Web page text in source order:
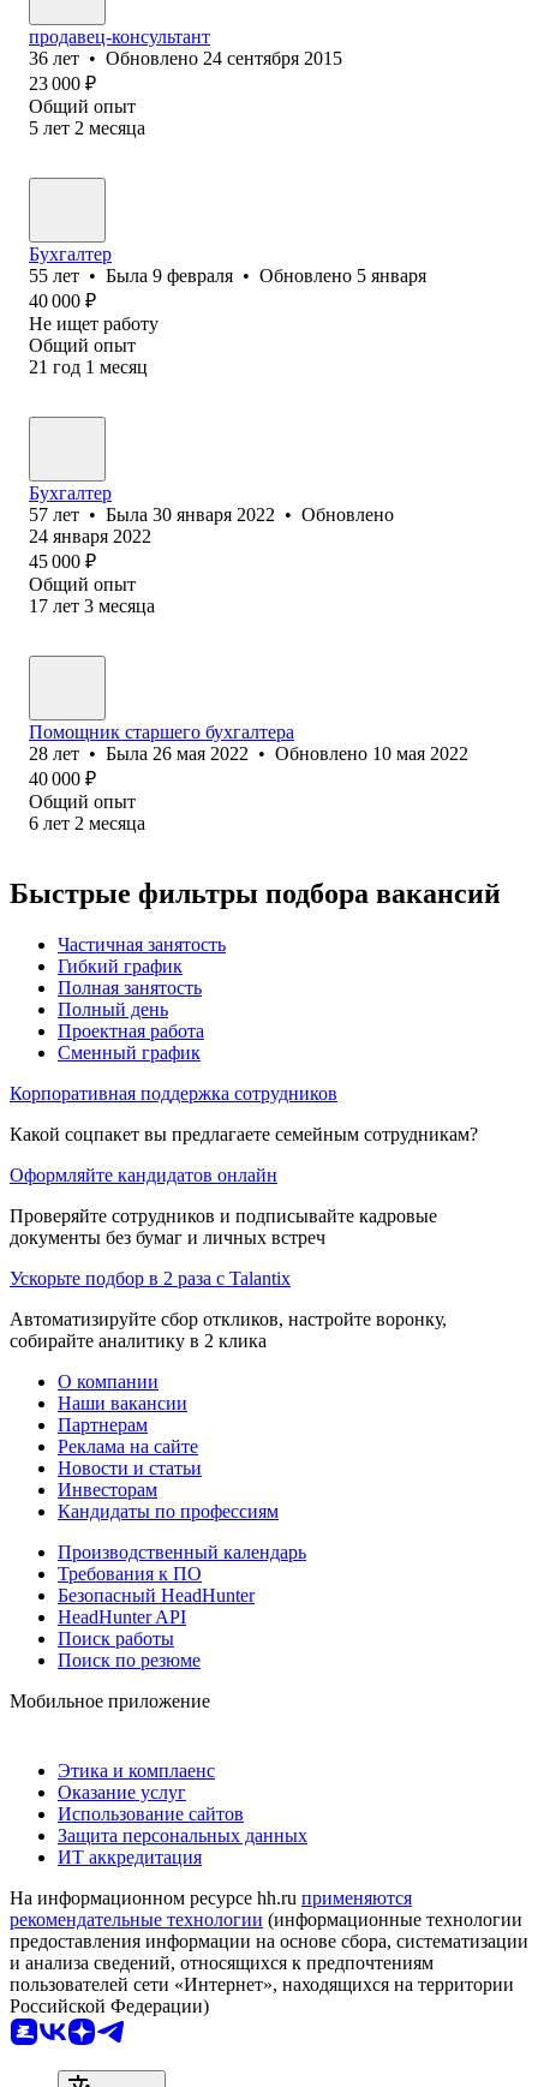
продавец-консультант
36 лет • Обновлено 24 сентября 2015
23 000 ₽
Общий опыт
5 лет 2 месяца
Бухгалтер
55 лет • Была 9 февраля • Обновлено 5 января
40 000 ₽
Не ищет работу
Общий опыт
21 год 1 месяц
Бухгалтер
57 лет • Была 30 января 2022 • Обновлено
24 января 2022
45 000 ₽
Общий опыт
17 лет 3 месяца
Помощник старшего бухгалтера
28 лет • Была 26 мая 2022 • Обновлено 10 мая 2022
40 000 ₽
Общий опыт
6 лет 2 месяца
Быстрые фильтры подбора вакансий
Частичная занятость
Гибкий график
Полная занятость
Полный день
Проектная работа
Сменный график
Корпоративная поддержка сотрудников
Какой соцпакет вы предлагаете семейным сотрудникам?
Оформляйте кандидатов онлайн
Проверяйте сотрудников и подписывайте кадровые
документы без бумаг и личных встреч
Ускорьте подбор в 2 раза с Talantix
Автоматизируйте сбор откликов, настройте воронку,
собирайте аналитику в 2 клика
О компании
Наши вакансии
Партнерам
Реклама на сайте
Новости и статьи
Инвесторам
Кандидаты по профессиям
Производственный календарь
Требования к ПО
Безопасный HeadHunter
HeadHunter API
Поиск работы
Поиск по резюме
Мобильное приложение
Этика и комплаенс
Оказание услуг
Использование сайтов
Защита персональных данных
ИТ аккредитация
На информационном ресурсе hh.ru применяются
рекомендательные технологии (информационные технологии
предоставления информации на основе сбора, систематизации
и анализа сведений, относящихся к предпочтениям
пользователей сети «Интернет», находящихся на территории
Российской Федерации)